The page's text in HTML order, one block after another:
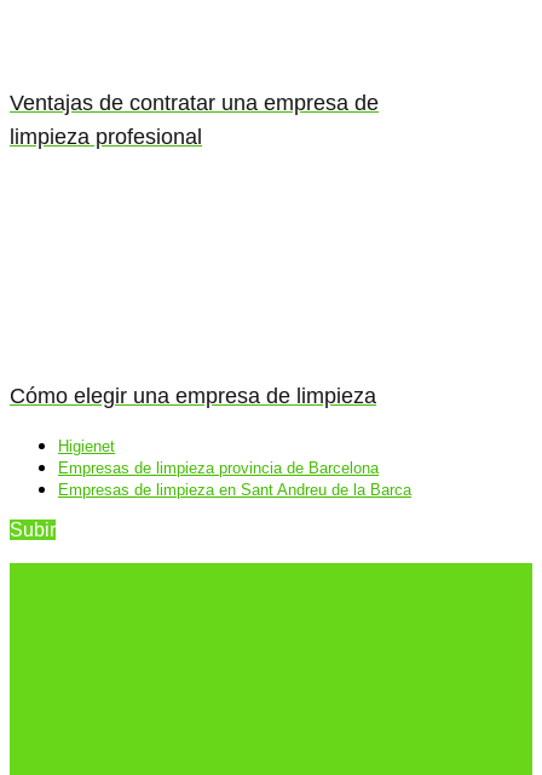
Ventajas de contratar una empresa de
limpieza profesional
Cómo elegir una empresa de limpieza
Higienet
Empresas de limpieza provincia de Barcelona
Empresas de limpieza en Sant Andreu de la Barca
Subir